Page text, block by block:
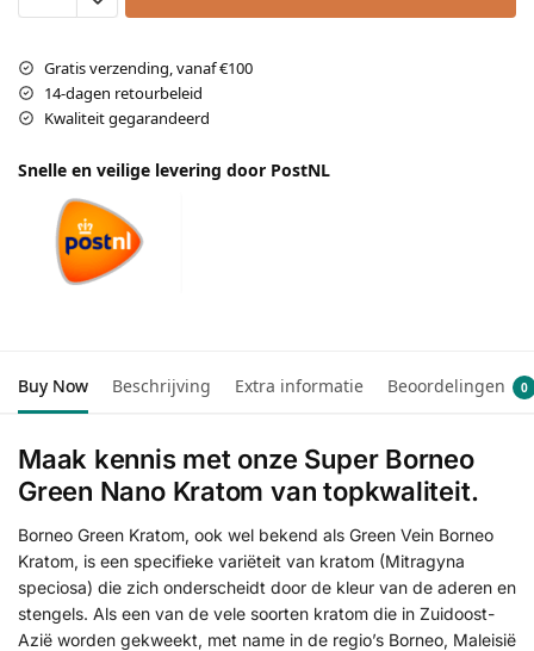
Gratis verzending, vanaf €100
14-dagen retourbeleid
Kwaliteit gegarandeerd
Snelle en veilige levering door PostNL
Buy Now Beschrijving Extra informatie Beoordelingen 0
Maak kennis met onze Super Borneo
Green Nano Kratom van topkwaliteit.
Borneo Green Kratom, ook wel bekend als Green Vein Borneo
Kratom, is een specifieke variëteit van kratom (Mitragyna
speciosa) die zich onderscheidt door de kleur van de aderen en
stengels. Als een van de vele soorten kratom die in Zuidoost-
Azië worden gekweekt, met name in de regio’s Borneo, Maleisië